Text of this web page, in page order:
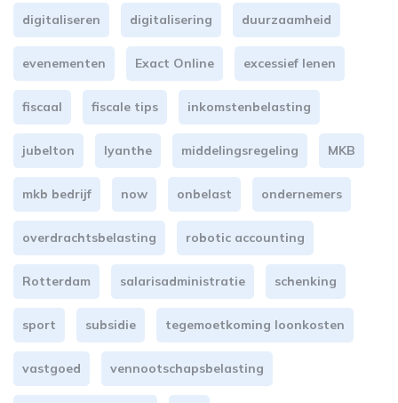
digitaliseren digitalisering duurzaamheid
evenementen Exact Online excessief lenen
fiscaal fiscale tips inkomstenbelasting
jubelton lyanthe middelingsregeling MKB
mkb bedrijf now onbelast ondernemers
overdrachtsbelasting robotic accounting
Rotterdam salarisadministratie schenking
sport subsidie tegemoetkoming loonkosten
vastgoed vennootschapsbelasting